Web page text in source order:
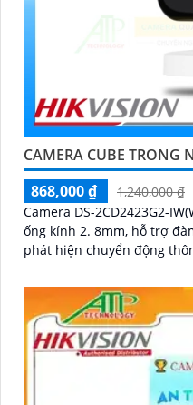
CAMERA CUBE TRONG
868,000 ₫
1,240,000 ₫
Camera DS-2CD2423G2-
ống kính 2. 8mm, hỗ trợ
phát hiện chuyển động